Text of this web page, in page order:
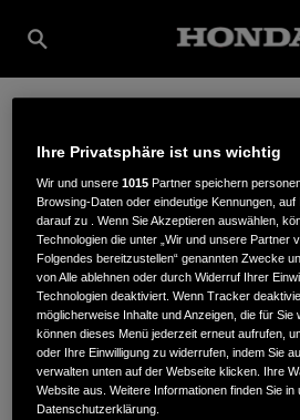
BRADL
MAXIMILIAN
Im Thal 9,86573,Obergriesbach
Ihre Privatsphäre ist uns wichtig
Wir und unsere1015 Partner speichern
Browsing-Daten oder eindeutige Kennungen,
darauf zu . Wenn Sie Akzeptieren auswählen,
Technologien die unter „Wir und unsere Partner
Folgendes bereitzustellen“ genannten Zwecke
von Alle ablehnen oder durch Widerruf Ihrer
Technologien deaktiviert. Wenn Tracker
möglicherweise Inhalte und Anzeigen, die für Sie
können dieses Menü jederzeit erneut aufrufen,
oder Ihre Einwilligung zu widerrufen, indem Sie
verwalten unten auf der Webseite klicken. Ihre
Website aus. Weitere Informationen finden Sie in
Datenschutzerklärung.